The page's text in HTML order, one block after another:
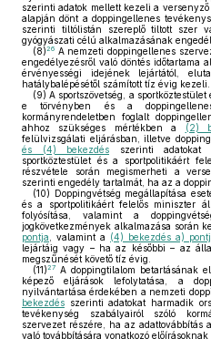
szerinti adatok mellett kezeli a
alapján dönt a doppingellenes
szerinti tiltólistán szereplő tiltott szer
gyógyászati célú alkalmazásának
(8)26 A nemzeti doppingellenes
engedélyezésről való döntés időtartama
érvényességi idejének lejártától,
hatálybalépésétől számított tíz évig kezeli.
(9) A sportszövetség, a
e törvényben és a
kormányrendeletben foglalt
ahhoz szükséges mértékben a
(2)
felülvizsgálati eljárásban, illetve
és (4) bekezdés szerinti adatokat
sportköztestület és a sportpolitikáért
részvétele során megismerheti a
szerinti engedély tartalmát, ha az a
(10) Doppingvétség megállapítása
és a sportpolitikáért felelős miniszter
folyósítása, valamint a
jogkövetkezmények alkalmazása során
pontja , valamint a (4) bekezdés a)
lejártáig vagy – ha az későbbi – az
megszűnését követő tíz évig.
(11)27 A doppingtilalom betartásának
képező eljárások lefolytatása, a
nyilvántartása érdekében a nemzeti
bekezdés szerinti adatokat harmadik
tevékenység szabályairól szóló
szervezet részére, ha az adattovábbítás
való továbbítására vonatkozó előírásoknak